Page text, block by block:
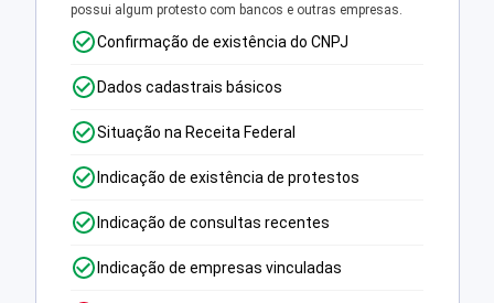
possui algum protesto com bancos e outras empresas.
Confirmação de existência do CNPJ
Dados cadastrais básicos
Situação na Receita Federal
Indicação de existência de protestos
Indicação de consultas recentes
Indicação de empresas vinculadas